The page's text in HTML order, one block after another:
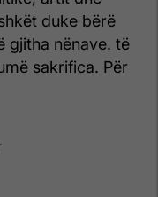
duke bërë
gjitha nënave. të
sakrifica. Për